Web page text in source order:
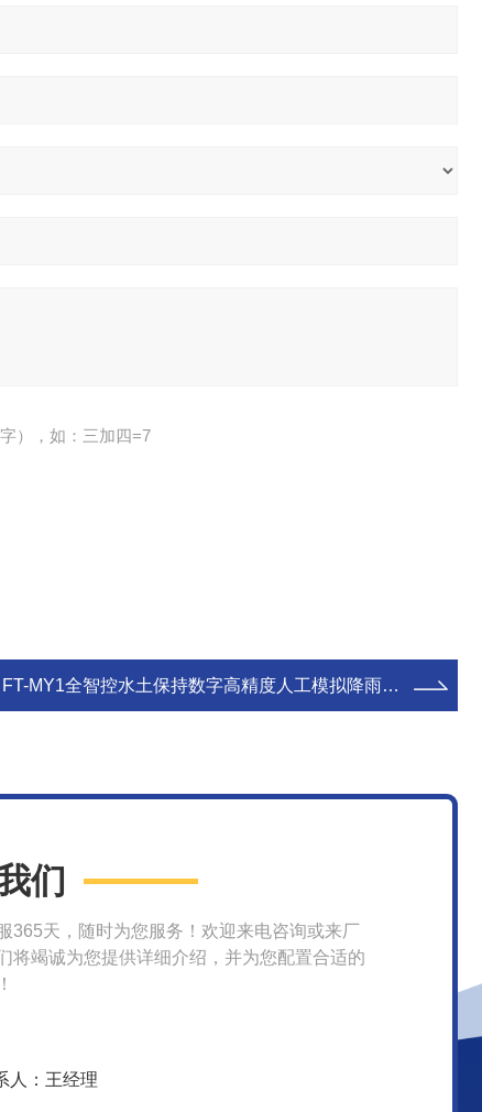
），如：三加四=7
FT-MY1全智控水土保持数字高精度人工模拟降雨系统
们
365天，随时为您服务！欢迎来电咨询或来厂
将竭诚为您提供详细介绍，并为您配置合适的
人：王经理